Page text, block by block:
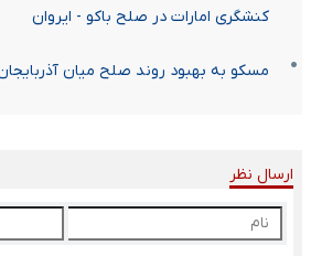
کنشگری امارات در صلح باکو - ایروان
مسکو به بهبود روند صلح میان
ارسال نظر